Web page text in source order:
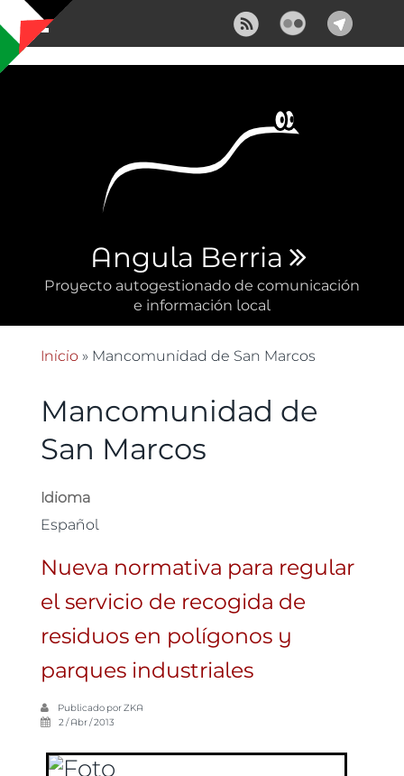
Pasar al contenido principal
Angula Berria
Proyecto autogestionado de comunicación
e información local
Se encuentra usted aquí
Inicio» Mancomunidad de San Marcos
Mancomunidad de
San Marcos
Idioma
Español
Nueva normativa para regular
el servicio de recogida de
residuos en polígonos y
parques industriales
Publicado porZKA
2 / Abr / 2013